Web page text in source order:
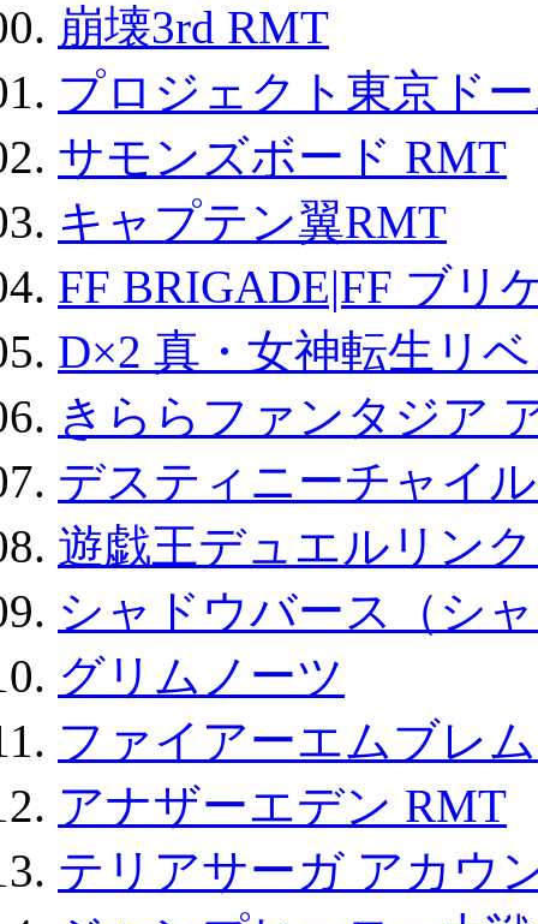
崩壊3rd RMT
プロジェクト東京ド
サモンズボード RMT
キャプテン翼RMT
FF BRIGADE|FF ブリ
D×2 真・女神転生リ
きららファンタジア
デスティニーチャイ
遊戯王デュエルリン
シャドウバース（シ
グリムノーツ
ファイアーエムブレ
アナザーエデン RMT
テリアサーガ アカウ